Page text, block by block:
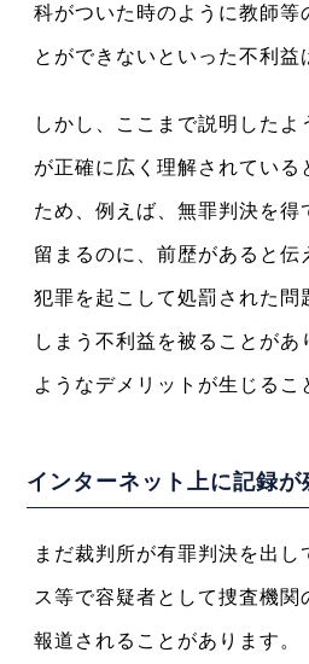
科がついた時のように教師等
とができないといった不利益
しかし、ここまで説明したよ
が正確に広く理解されている
ため、例えば、無罪判決を得
留まるのに、前歴があると伝
犯罪を起こして処罰された問
しまう不利益を被ることが
ようなデメリットが生じるこ
インターネット上に記録が
まだ裁判所が有罪判決を出し
ス等で容疑者として捜査機関
報道されることがあります。